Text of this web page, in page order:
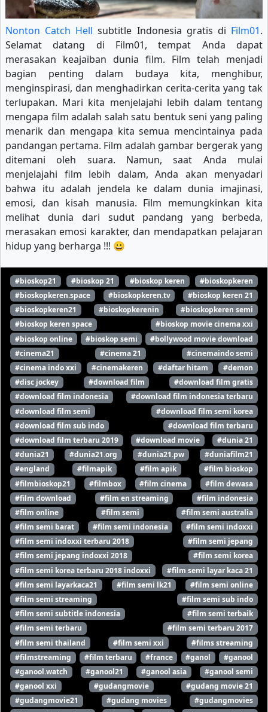
Nonton Catch Hell subtitle Indonesia gratis di Film01.
Selamat datang di Film01, tempat Anda dapat
merasakan keajaiban dunia film. Film telah menjadi
bagian penting dalam budaya kita, menghibur,
menginspirasi, dan menghadirkan cerita-cerita yang tak
terlupakan. Mari kita menjelajahi lebih dalam tentang
mengapa film adalah salah satu bentuk seni yang paling
menarik dan mengapa kita semua mencintainya pada
pandangan pertama. Film adalah gambar bergerak yang
ditemani oleh suara. Namun, saat Anda mulai
menjelajahi film lebih dalam, Anda akan menyadari
bahwa itu adalah jendela ke dalam dunia imajinasi,
emosi, dan kisah manusia. Film memungkinkan kita
melihat dunia dari sudut pandang yang berbeda,
merasakan emosi karakter, dan mendapatkan pelajaran
hidup yang berharga !!! 😀
#bioskop21 #bioskop 21 #bioskop keren
#bioskopkeren
#bioskopkeren.space
#bioskopkeren.tv
#bioskop keren 21
#bioskopkeren21
#bioskopkerenin
#bioskopkeren semi
#bioskop keren space
#bioskop movie cinema xxi
#bioskop online
#bioskop semi
#bollywood movie download
#cinema21
#cinema 21
#cinemaindo semi
#cinema indo xxi
#cinemakeren #daftar hitam
#demon
#disc jockey
#download film
#download film gratis
#download film indonesia
#download film indonesia terbaru
#download film semi
#download film semi korea
#download film sub indo
#download film terbaru
#download film terbaru 2019
#download movie
#dunia 21
#dunia21
#dunia21.org #dunia21.pw
#duniafilm21
#england
#filmapik #film apik
#film bioskop
#filmbioskop21
#filmbox #film cinema
#film dewasa
#film download
#film en streaming
#film indonesia
#film online
#film semi
#film semi australia
#film semi barat
#film semi indonesia
#film semi indoxxi
#film semi indoxxi terbaru 2018
#film semi jepang
#film semi jepang indoxxi 2018
#film semi korea
#film semi korea terbaru 2018 indoxxi
#film semi layar kaca 21
#film semi layarkaca21
#film semi lk21
#film semi online
#film semi streaming
#film semi sub indo
#film semi subtitle indonesia
#film semi terbaik
#film semi terbaru
#film semi terbaru 2017
#film semi thailand
#film semi xxi
#films streaming
#filmstreaming
#film terbaru #france #ganol
#ganool
#ganool.watch
#ganool21 #ganool asia
#ganool semi
#ganool xxi
#gudangmovie
#gudang movie 21
#gudangmovie21
#gudang movies
#gudangmovies